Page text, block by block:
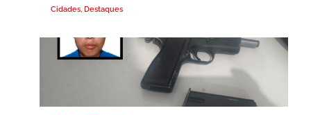
Cidades, Destaques